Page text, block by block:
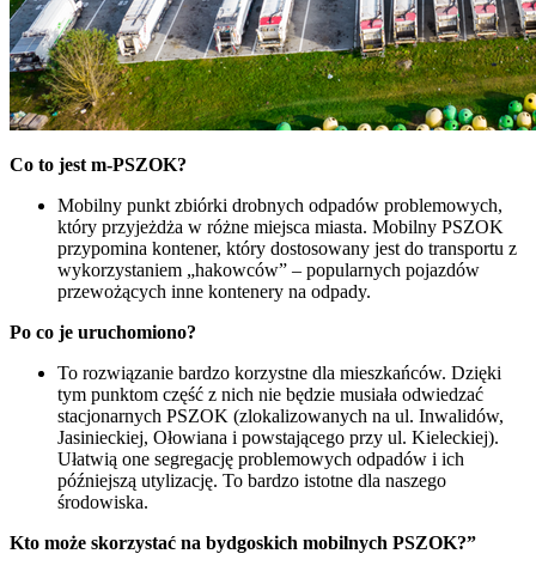
Co to jest m-PSZOK?
Mobilny punkt zbiórki drobnych odpadów problemowych,
który przyjeżdża w różne miejsca miasta. Mobilny PSZOK
przypomina kontener, który dostosowany jest do transportu z
wykorzystaniem „hakowców” – popularnych pojazdów
przewożących inne kontenery na odpady.
Po co je uruchomiono?
To rozwiązanie bardzo korzystne dla mieszkańców. Dzięki
tym punktom część z nich nie będzie musiała odwiedzać
stacjonarnych PSZOK (zlokalizowanych na ul. Inwalidów,
Jasinieckiej, Ołowiana i powstającego przy ul. Kieleckiej).
Ułatwią one segregację problemowych odpadów i ich
późniejszą utylizację. To bardzo istotne dla naszego
środowiska.
Kto może skorzystać na bydgoskich mobilnych PSZOK?”